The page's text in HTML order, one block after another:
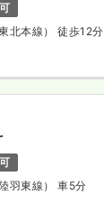
賞与4ヶ月
北本線） 徒歩12分
羽東線） 車5分